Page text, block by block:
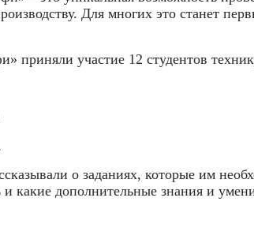
Для многих это станет
приняли участие 12 студентов
о заданиях, которые им
и какие дополнительные знания и